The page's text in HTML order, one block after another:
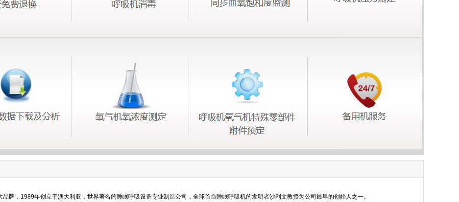
牌，1989年创立于澳大利亚，世界著名的睡眠呼吸设备专业制造公司，全球首台睡眠呼吸机的发明者沙利文教授为公司最早的创始人之一。